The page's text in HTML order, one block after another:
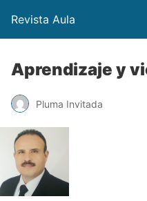
Revista Aula
Aprendizaje y
Pluma Invitada